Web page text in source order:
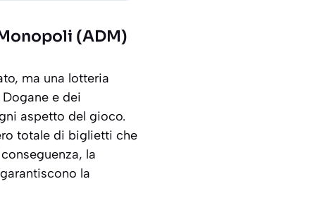
(ADM)
ma una lotteria
e dei
aspetto del gioco.
totale di biglietti che
la
la